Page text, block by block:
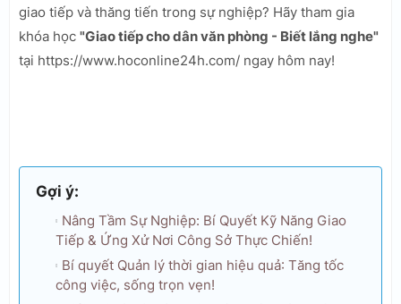
giao tiếp và thăng tiến trong sự nghiệp? Hãy tham gia
khóa học "Giao tiếp cho dân văn phòng - Biết lắng nghe"
tại https://www.hoconline24h.com/ ngay hôm nay!
Gợi ý:
Nâng Tầm Sự Nghiệp: Bí Quyết Kỹ Năng Giao
Tiếp & Ứng Xử Nơi Công Sở Thực Chiến!
Bí quyết Quản lý thời gian hiệu quả: Tăng tốc
công việc, sống trọn vẹn!